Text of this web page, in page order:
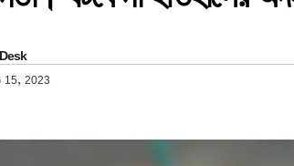
15, 2023